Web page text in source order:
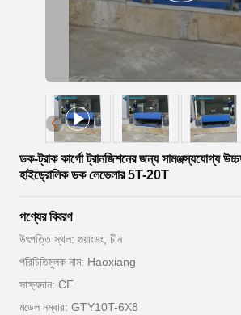
ডক-ট্রাক কার্গো ট্রানজিশনের জন্য সামঞ্জস্যযোগ্য
হাইড্রোলিক ডক লেভেলার 5T-20T
পণ্যের বিবরণ
উৎপত্তি স্থল: গুয়াংডং, চীন
পরিচিতিমুলক নাম: Haoxiang
সাক্ষ্যদান: CE
মডেল নম্বার: GTY10T-6X8